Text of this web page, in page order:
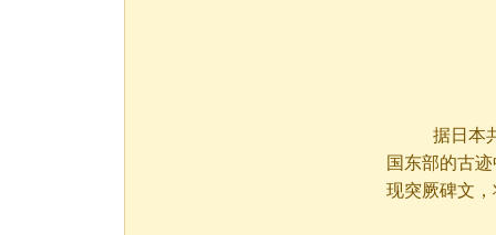
据日本共
国东部的古
现突厥碑文